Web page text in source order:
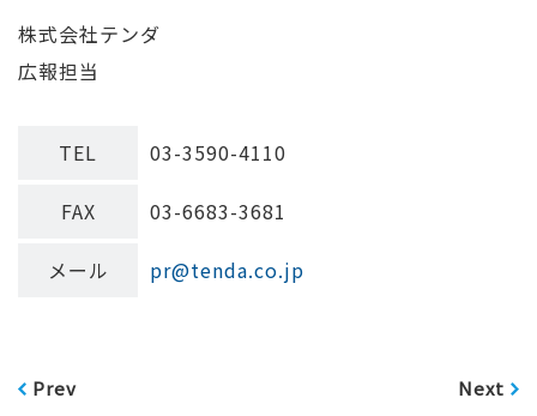
株式会社テンダ
広報担当
TEL 03-3590-4110
FAX 03-6683-3681
メール pr@tenda.co.jp
Prev Next